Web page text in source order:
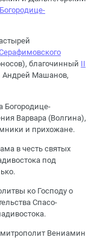
Богородице-
благочинный II
Андрей Машанов,
Богородице-
Варвара (Волгина),
и прихожане.
в честь святых
под
ко Господу о
Спасо-
Вениамин